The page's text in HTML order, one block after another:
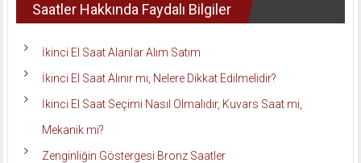
Saatler Hakkında Faydalı Bilgiler
İkinci El Saat Alanlar Alım Satım
İkinci El Saat Alınır mı, Nelere Dikkat Edilmelidir?
İkinci El Saat Seçimi Nasıl Olmalıdır, Kuvars Saat mi,
Mekanik mi?
Zenginliğin Göstergesi Bronz Saatler